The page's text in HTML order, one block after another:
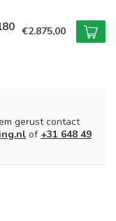
€2.875,00
gerust contact
of +31 648 49